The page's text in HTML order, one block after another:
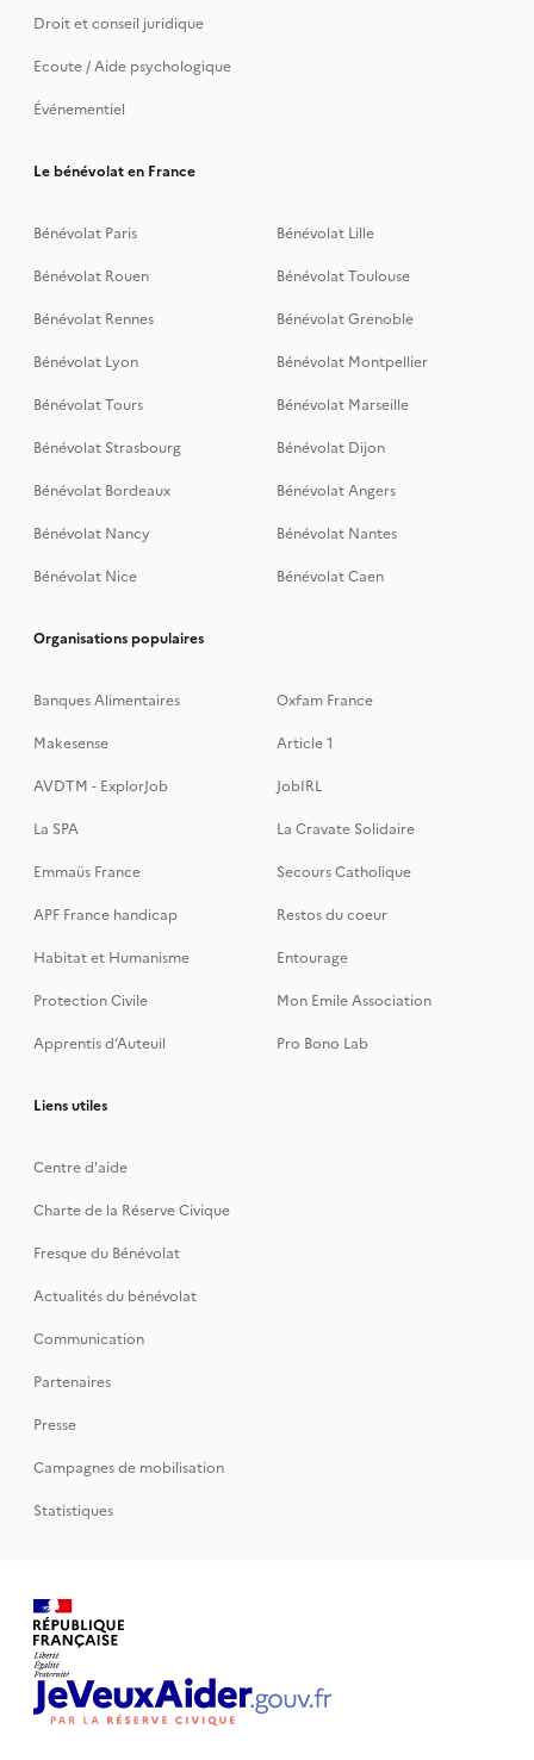
Droit et conseil juridique
Ecoute / Aide psychologique
Événementiel
Le bénévolat en France
Bénévolat Paris
Bénévolat Lille
Bénévolat Rouen
Bénévolat Toulouse
Bénévolat Rennes
Bénévolat Grenoble
Bénévolat Lyon
Bénévolat Montpellier
Bénévolat Tours
Bénévolat Marseille
Bénévolat Strasbourg
Bénévolat Dijon
Bénévolat Bordeaux
Bénévolat Angers
Bénévolat Nancy
Bénévolat Nantes
Bénévolat Nice
Bénévolat Caen
Organisations populaires
Banques Alimentaires
Oxfam France
Makesense
Article 1
AVDTM - ExplorJob
JobIRL
La SPA
La Cravate Solidaire
Emmaüs France
Secours Catholique
APF France handicap
Restos du coeur
Habitat et Humanisme
Entourage
Protection Civile
Mon Emile Association
Apprentis d’Auteuil
Pro Bono Lab
Liens utiles
Centre d'aide
Charte de la Réserve Civique
Fresque du Bénévolat
Actualités du bénévolat
Communication
Partenaires
Presse
Campagnes de mobilisation
Statistiques